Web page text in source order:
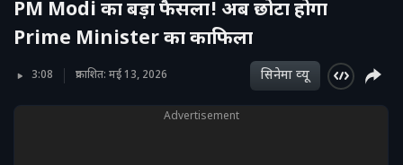
PM Modi का बड़ा फैसला! अब छोटा होगा
Prime Minister का काफिला
3:08 प्रकाशित: मई 13, 2026 सिनेमा व्‍यू
Advertisement